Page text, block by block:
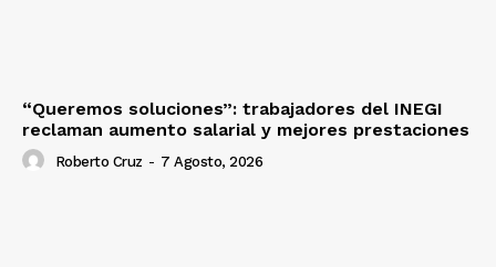
“Queremos soluciones”: trabajadores del INEGI
reclaman aumento salarial y mejores prestaciones
Roberto Cruz - 7 Agosto, 2026